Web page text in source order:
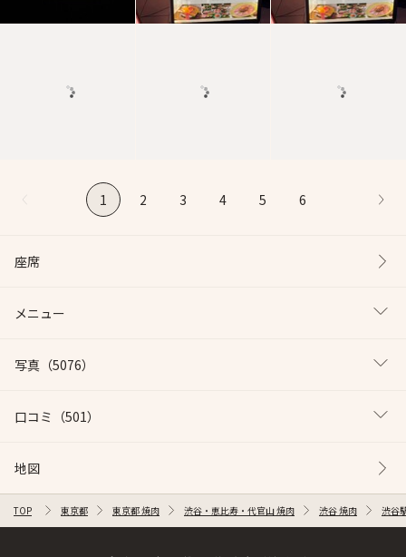
1 2 3 4 5 6
座席
メニュー
写真 （5076）
口コミ （501）
地図
TOP 東京都 東京都 焼肉 渋谷・恵比寿・代官山 焼肉 渋谷 焼肉 渋谷